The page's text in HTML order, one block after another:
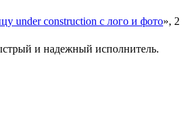
under construction с лого и фото», 2
и надежный исполнитель.